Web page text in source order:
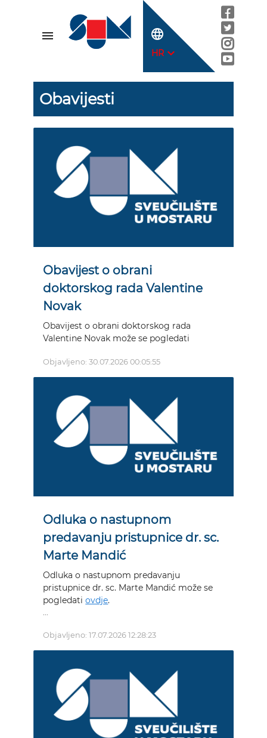
menu language
HRexpand_more
Obavijesti
Obavijest o obrani
doktorskog rada Valentine
Novak
Obavijest o obrani doktorskog rada
Valentine Novak može se pogledati
Objavljeno: 30.07.2026 00:05:55
Odluka o nastupnom
predavanju pristupnice dr. sc.
Marte Mandić
Odluka o nastupnom predavanju
pristupnice dr. sc. Marte Mandić može se
pogledatiovdje.
...
Objavljeno: 17.07.2026 12:28:23